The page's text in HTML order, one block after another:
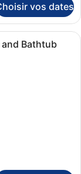
vos dates
d’hôtel moderne
and Bathtub